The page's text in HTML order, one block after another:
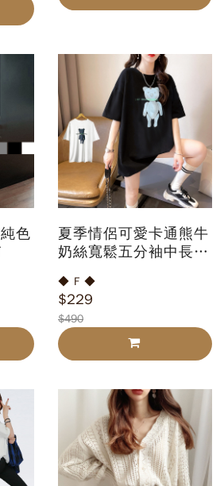
色
夏季情侶可愛卡通熊牛
奶絲寬鬆五分袖中長版
◆ F ◆
$229
$490